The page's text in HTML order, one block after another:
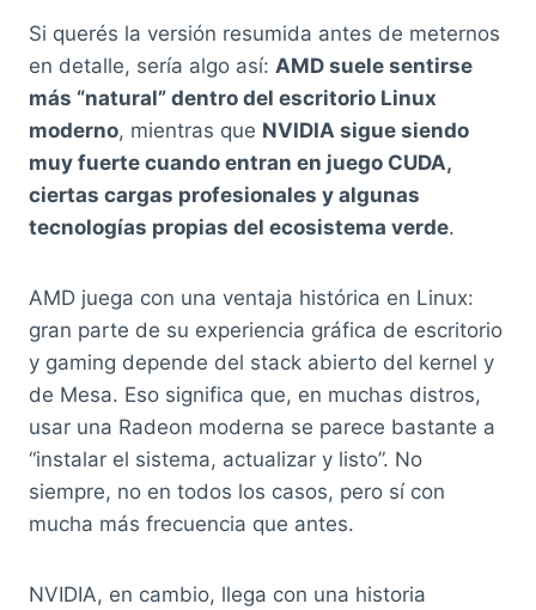
Si querés la versión resumida antes de meternos
en detalle, sería algo así: AMD suele sentirse
más “natural” dentro del escritorio Linux
moderno, mientras que NVIDIA sigue siendo
muy fuerte cuando entran en juego CUDA,
ciertas cargas profesionales y algunas
tecnologías propias del ecosistema verde.
AMD juega con una ventaja histórica en Linux:
gran parte de su experiencia gráfica de escritorio
y gaming depende del stack abierto del kernel y
de Mesa. Eso significa que, en muchas distros,
usar una Radeon moderna se parece bastante a
“instalar el sistema, actualizar y listo”. No
siempre, no en todos los casos, pero sí con
mucha más frecuencia que antes.
NVIDIA, en cambio, llega con una historia